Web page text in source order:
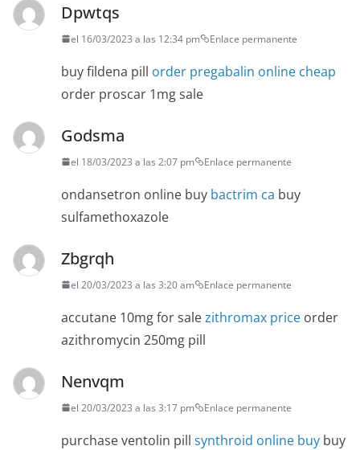
Dpwtqs
el 16/03/2023 a las 12:34 pm Enlace permanente
buy fildena pill order pregabalin online cheap
order proscar 1mg sale
Godsma
el 18/03/2023 a las 2:07 pm Enlace permanente
ondansetron online buy bactrim ca buy
sulfamethoxazole
Zbgrqh
el 20/03/2023 a las 3:20 am Enlace permanente
accutane 10mg for salezithromax price order
azithromycin 250mg pill
Nenvqm
el 20/03/2023 a las 3:17 pm Enlace permanente
purchase ventolin pill synthroid online buy buy